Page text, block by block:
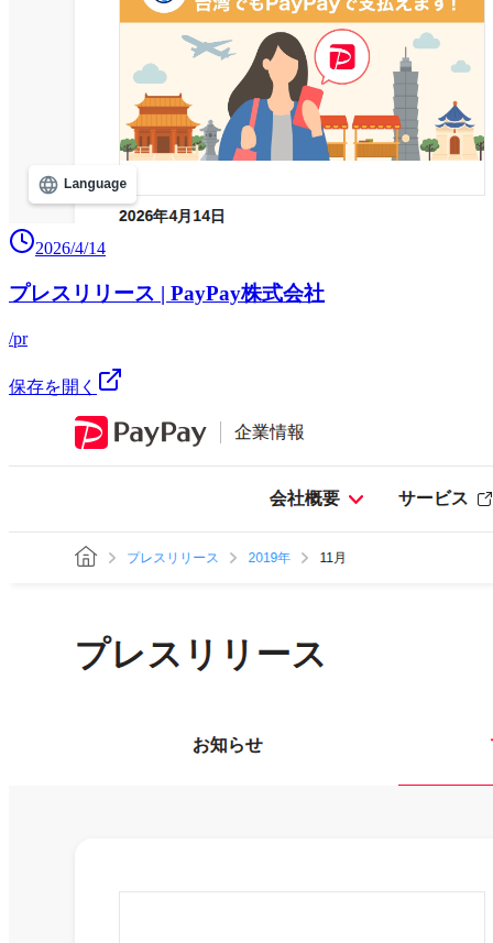
2026/4/14
プレスリリース | PayPay株式会社
/pr
保存を開く